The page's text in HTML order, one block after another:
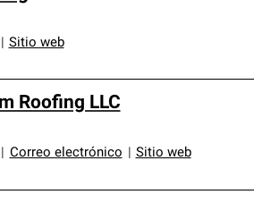
Sitio web
Roofing LLC
Correo electrónico Sitio web